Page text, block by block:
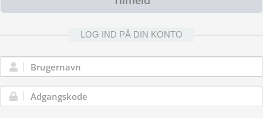
LOG IND PÅ DIN KONTO
Brugernavn:
Adgangskode: